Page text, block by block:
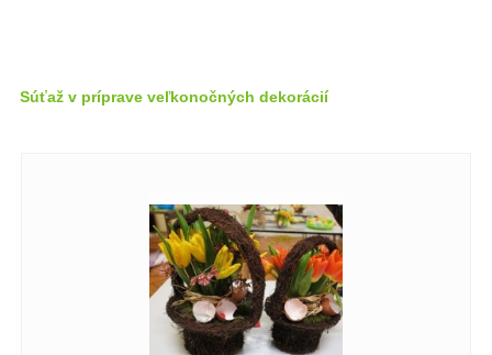
Súťaž v príprave veľkonočných dekorácií